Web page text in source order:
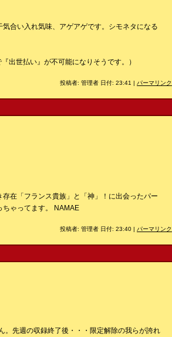
合い入れ気味、アゲアゲです。シモネタになる
出世払い』が不可能になりそうです。）
投稿者: 管理者 日付: 23:41 | パーマリンク
在「フランス貴族」と「神」！に出会ったパー
ちゃってます。 NAMAE
投稿者: 管理者 日付: 23:40 | パーマリンク
。先週の収録終了後・・・限定解除の我らが誇れ